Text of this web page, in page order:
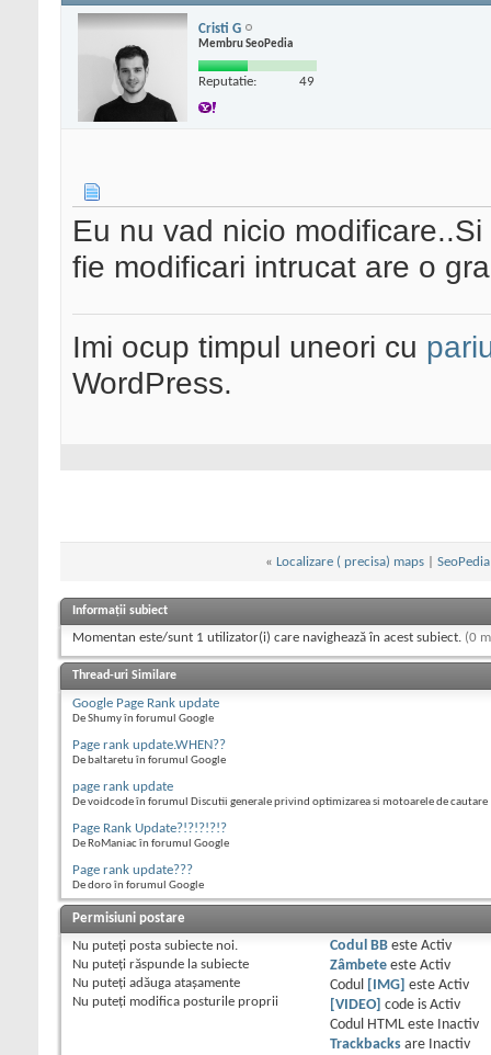
Cristi G
Membru SeoPedia
Reputatie: 49
Eu nu vad nicio
fie modificari intrucat are o
Imi ocup timpul uneori cu
WordPress.
« Localizare ( precisa) maps
Informații subiect
Momentan este/sunt 1 utilizator(i) care navighează în acest subiect. (0
Thread-uri Similare
Google Page Rank update
De Shumy în forumul Google
Page rank update.WHEN??
De baltaretu în forumul Google
page rank update
De voidcode în forumul Discutii generale privind optimizarea si motoarele de cautare
Page Rank Update?!?!?!?!?
De RoManiac în forumul Google
Page rank update???
De doro în forumul Google
Permisiuni postare
Nu puteţi posta subiecte noi.
Nu puteţi răspunde la subiecte
Nu puteţi adăuga ataşamente
Nu puteţi modifica posturile proprii
Codul BBeste Activ
Zâmbeteeste Activ
Codul
[IMG] este Activ
[VIDEO] code is Activ
Codul HTML este
Inactiv
Trackbacksare
Inactiv